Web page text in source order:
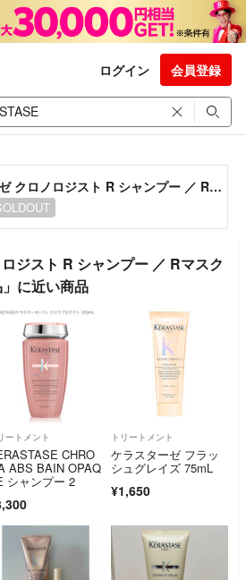
ログイン 会員登録
ケラスターゼ クロノロジスト R シャンプー ／ Rマスク／ ユイル 国内正規品
ジスト R シャンプー ／ Rマスク
に近い商品
ートメント
CHRO
ABS BAIN OPAQ
シャンプー 2
トリートメント
ケラスターゼ フラッ
シュグレイズ 75mL
¥1,650